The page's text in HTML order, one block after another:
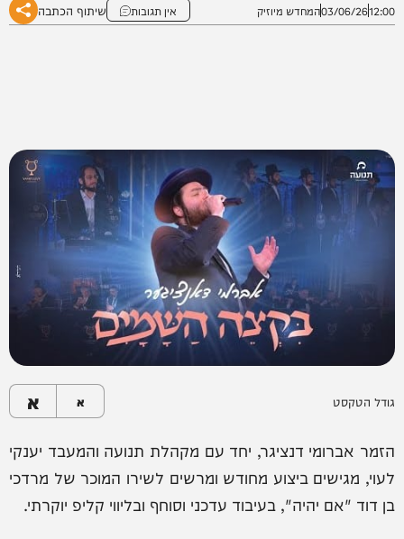
12:00
03/06/26המחדש מיוזיק אין תגובות שיתוף הכתבה
גודל הטקסט א א
הזמר אברומי דנציגר, יחד עם מקהלת תנועה והמעבד יענקי
לעוי, מגישים ביצוע מחודש ומרשים לשירו המוכר של מרדכי
בן דוד "אם יהיה", בעיבוד עדכני וסוחף ובליווי קליפ יוקרתי.